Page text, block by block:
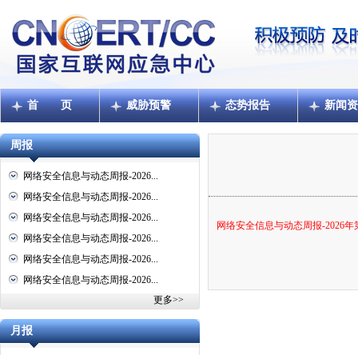
首 页 威胁预警 态势报告 新闻
周报
网络安全信息与动态周报-2026...
网络安全信息与动态周报-2026...
网络安全信息与动态周报-2026...
网络安全信息与动态周报-2026...
网络安全信息与动态周报-2026...
网络安全信息与动态周报-2026...
更多>>
月报
网络安全信息与动态周报-2026年